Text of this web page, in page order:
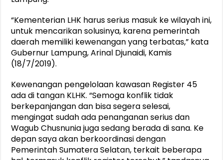
“Kementerian LHK harus serius masuk ke wilayah ini,
untuk mencarikan solusinya, karena pemerintah
daerah memiliki kewenangan yang terbatas,” kata
Gubernur Lampung, Arinal Djunaidi, Kamis
(18/7/2019).
Kewenangan pengelolaan kawasan Register 45
ada di tangan KLHK. “Semoga konflik tidak
berkepanjangan dan bisa segera selesai,
mengingat sudah ada penanganan serius dan
Wagub Chusnunia juga sedang berada di sana. Ke
depan saya akan berkoordinasi dengan
Pemerintah Sumatera Selatan, terkait beberapa